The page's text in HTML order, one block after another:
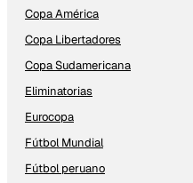
Copa América
Copa Libertadores
Copa Sudamericana
Eliminatorias
Eurocopa
Fútbol Mundial
Fútbol peruano